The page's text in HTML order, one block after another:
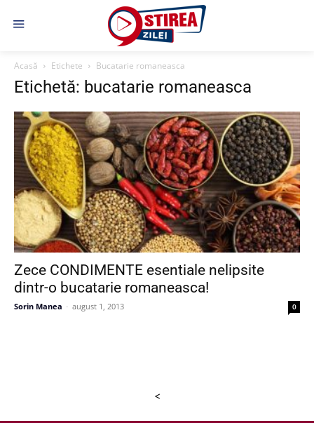
Acasă Etichete Bucatarie romaneasca
Etichetă: bucatarie romaneasca
Zece CONDIMENTE esentiale nelipsite
dintr-o bucatarie romaneasca!
Sorin Manea - august 1, 2013 0
<